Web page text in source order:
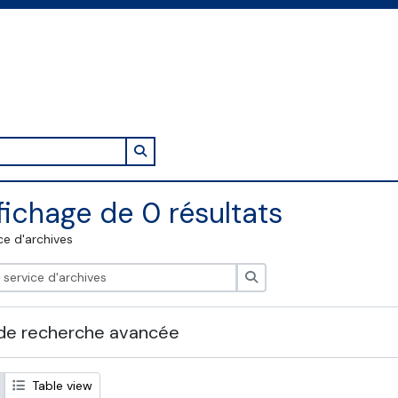
Search in browse page
de 0 résultats
d'archives
recherche avancée
Table view